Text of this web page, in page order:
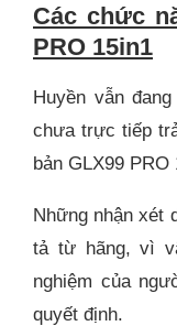
Các chức
PRO 15in1
Huyền vẫn
chưa trực tiếp
bản GLX99 PRO
Những nhận xét
tả từ hãng, vì
nghiệm của
quyết định.